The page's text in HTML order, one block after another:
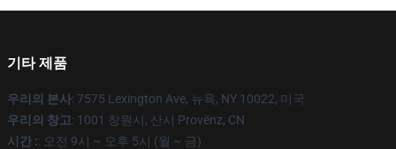
기타 제품
우리의 본사: 7575 Lexington Ave, 뉴욕, NY 10022, 미국
우리의 창고: 1001 창원시, 산시 Provënz, CN
시간 :: 오전 9시 ~ 오후 5시 (월 ~ 금)